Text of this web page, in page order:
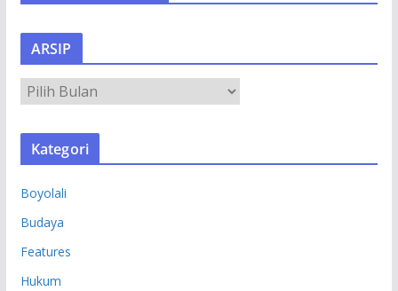
ARSIP
S
Kategori
Boyolali
Budaya
Features
Hukum